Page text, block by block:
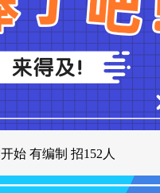
始 有编制 招152人